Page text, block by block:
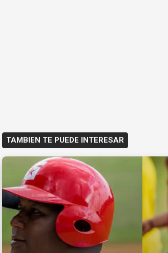
TAMBIEN TE PUEDE INTERESAR